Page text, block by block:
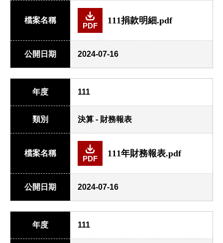
檔案名稱
PDF
111捐款明細.pdf
公開日期 2024-07-16
年度 111
類別 決算 - 財務報表
檔案名稱
PDF
111年財務報表.pdf
公開日期 2024-07-16
年度 111